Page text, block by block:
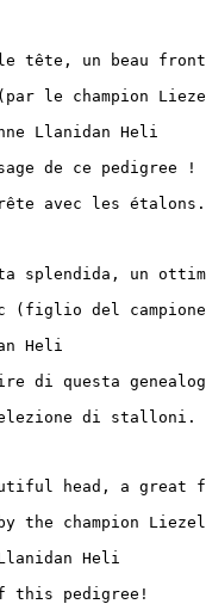
tête, un beau
le champion
Llanidan Heli
de ce pedigree !
avec les étalons.
splendida, un
(figlio del
Heli
di questa
di stalloni.
head, a great
the champion
Heli
this pedigree!